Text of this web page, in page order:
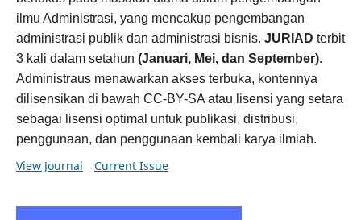
ilmu Administrasi, yang mencakup pengembangan
administrasi publik dan administrasi bisnis. JURIAD terbit
3 kali dalam setahun (Januari, Mei, dan September).
Administraus menawarkan akses terbuka, kontennya
dilisensikan di bawah CC-BY-SA atau lisensi yang setara
sebagai lisensi optimal untuk publikasi, distribusi,
penggunaan, dan penggunaan kembali karya ilmiah.
View Journal Current Issue